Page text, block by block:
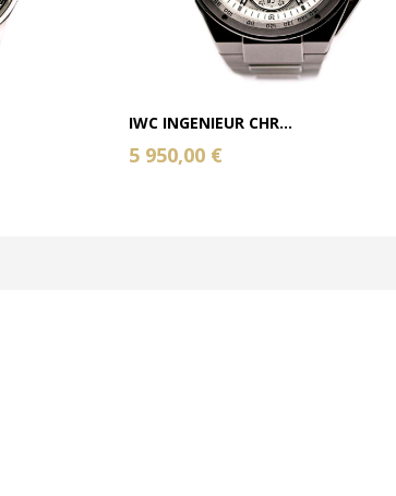
IWC INGENIEUR CHR...
5 950,00 €